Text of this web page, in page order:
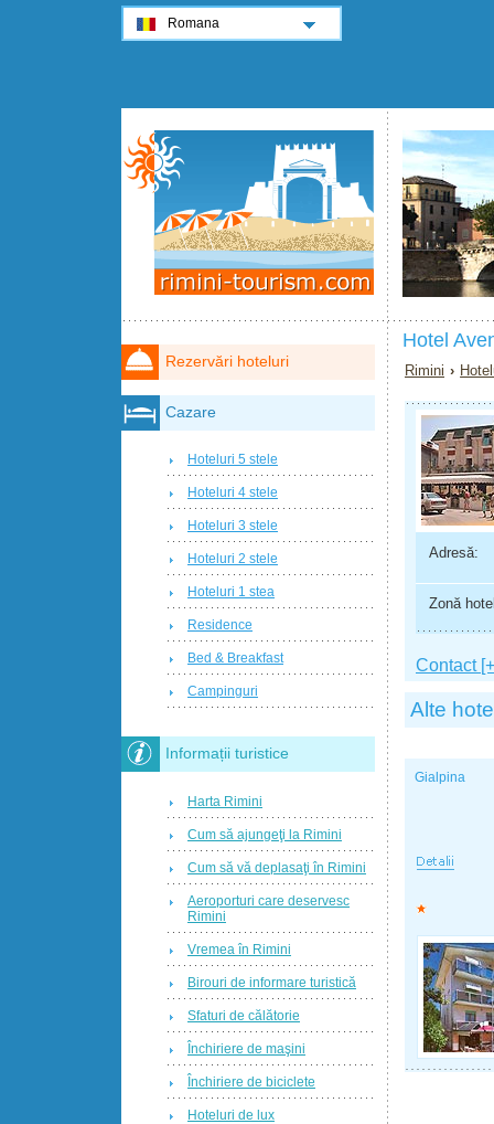
Hotel
Rimini ›
Adresă:
Zonă
Contact
Alte
Gialpina
Rezervări hoteluri
Cazare
Hoteluri 5 stele
Hoteluri 4 stele
Hoteluri 3 stele
Hoteluri 2 stele
Hoteluri 1 stea
Residence
Bed & Breakfast
Campinguri
Informații turistice
Harta Rimini
Cum să ajungeţi la Rimini
Cum să vă deplasaţi în Rimini
Aeroporturi care deservesc
Rimini
Vremea în Rimini
Birouri de informare turistică
Sfaturi de călătorie
Închiriere de maşini
Închiriere de biciclete
Hoteluri de lux
Romana